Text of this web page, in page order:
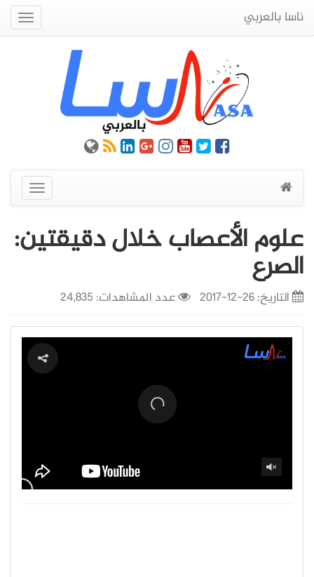
ناسا بالعربي
عرض
القائمة
علوم الأعصاب خلال دقيقتين:
الصرع
التاريخ:26-12-2017 عدد المشاهدات: 24,835